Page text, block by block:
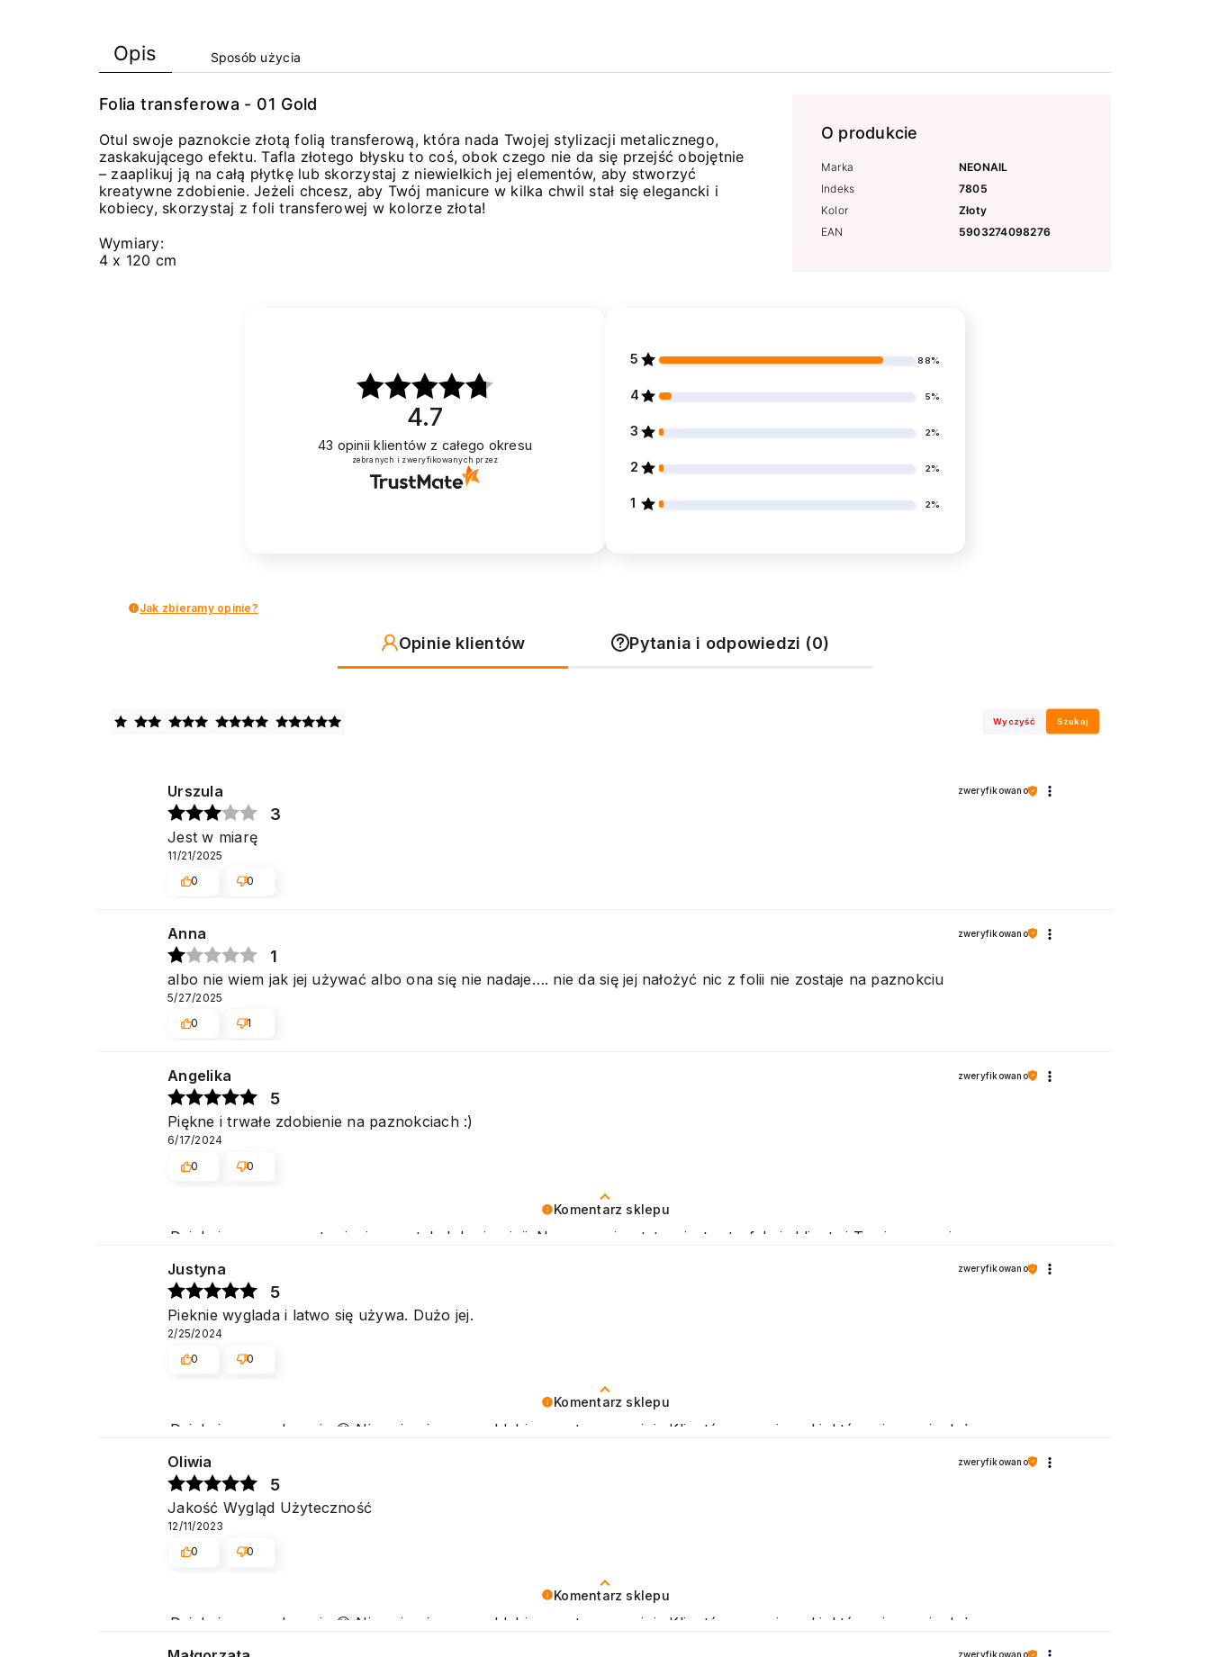
Opis Sposób użycia
O produkcie
Marka
NEONAIL
Indeks
7805
Kolor
Złoty
EAN
5903274098276
Folia transferowa - 01 Gold
Otul swoje paznokcie złotą folią transferową, która nada Twojej stylizacji metalicznego,
zaskakującego efektu. Tafla złotego błysku to coś, obok czego nie da się przejść obojętnie
– zaaplikuj ją na całą płytkę lub skorzystaj z niewielkich jej elementów, aby stworzyć
kreatywne zdobienie. Jeżeli chcesz, aby Twój manicure w kilka chwil stał się elegancki i
kobiecy, skorzystaj z foli transferowej w kolorze złota!
Wymiary:
4 x 120 cm
4.7
43 opinii klientów z całego okresu
zebranych i zweryfikowanych przez
5 88%
4 5%
3 2%
2 2%
1 2%
Jak zbieramy opinie?
Opinie klientów Pytania i odpowiedzi (0)
Wyczyść Szukaj
Urszula zweryfikowano
3
Jest w miarę
11/21/2025
0
0
Anna zweryfikowano
1
albo nie wiem jak jej używać albo ona się nie nadaje…. nie da się jej nałożyć nic z folii nie zostaje na paznokciu
5/27/2025
0
1
Komentarz sklepu
Dziękujemy za pozostawienie nam tak dobrej opinii. Naszym priorytetem jest satysfakcja klienta i Twoja recenzja
Angelika zweryfikowano
5
Piękne i trwałe zdobienie na paznokciach :)
6/17/2024
0
0
Komentarz sklepu
Dziękujemy serdecznie 😊 Niezmiernie nam schlebia pozytywna opinia Klientów naszej marki, która cieszy się dużą
popularnością zarówno w użytku domowym, jak i w gabinetach kosmetycznych. Pozdrawiamy
Justyna zweryfikowano
5
Pieknie wyglada i latwo się używa. Dużo jej.
2/25/2024
0
0
Komentarz sklepu
Dziękujemy serdecznie 😊 Niezmiernie nam schlebia pozytywna opinia Klientów naszej marki, która cieszy się dużą
Oliwia zweryfikowano
5
Jakość Wygląd Użyteczność
12/11/2023
0
0
zweryfikowano